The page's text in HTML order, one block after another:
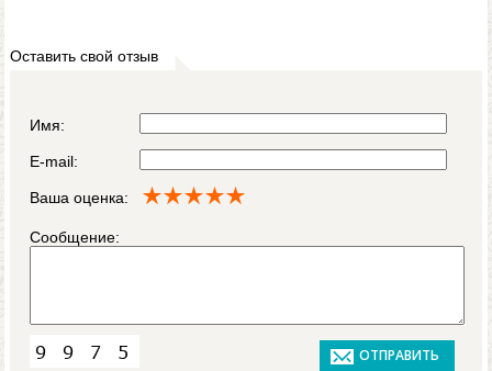
Оставить свой отзыв
Имя:
E-mail:
Ваша оценка:
Сообщение: